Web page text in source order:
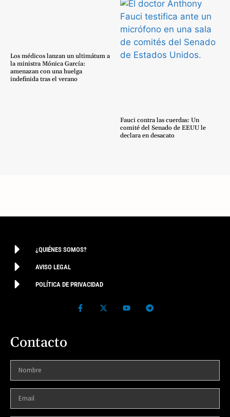
Los médicos lanzan un ultimátum a
la ministra Mónica García:
amenazan con una huelga
indefinida tras el verano
Fauci contra las cuerdas: Un
comité del Senado de EEUU le
declara en desacato
¿QUIÉNES SOMOS?
AVISO LEGAL
POLÍTICA DE PRIVACIDAD
Contacto